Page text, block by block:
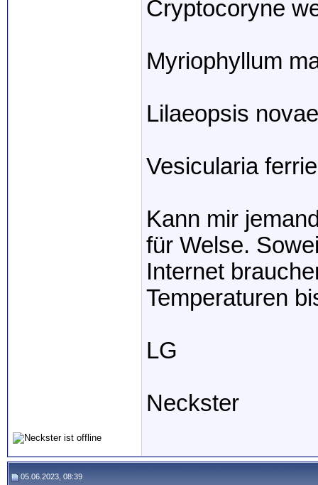
Cryptocoryne
Myriophyllum
Lilaeopsis
Vesicularia
Kann mir
für Welse.
Internet
Temperaturen
LG
Neckster
05.06.2023, 08:39